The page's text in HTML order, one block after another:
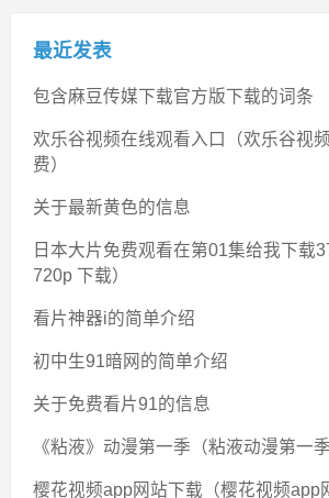
最近发表
包含麻豆传媒下载官方版下载的词条
欢乐谷视频在线观看入口（欢乐谷视
费）
关于最新黄色的信息
日本大片免费观看在第01集给我下载
720p 下载）
看片神器i的简单介绍
初中生91暗网的简单介绍
关于免费看片91的信息
《粘液》动漫第一季（粘液动漫第一
樱花视频app网站下载（樱花视频app